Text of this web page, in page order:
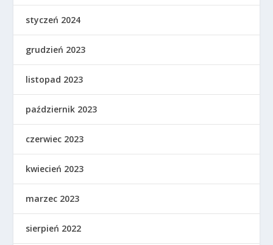
styczeń 2024
grudzień 2023
listopad 2023
październik 2023
czerwiec 2023
kwiecień 2023
marzec 2023
sierpień 2022